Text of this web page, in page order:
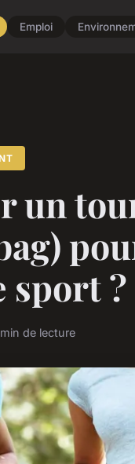
Emploi
un
sport ?
de lecture